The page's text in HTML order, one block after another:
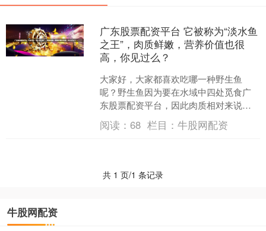
广东股票配资平台 它被称为“淡水鱼
之王”，肉质鲜嫩，营养价值也很
高，你见过么？
大家好，大家都喜欢吃哪一种野生鱼
呢？野生鱼因为要在水域中四处觅食广
东股票配资平台，因此肉质相对来说比
较的鲜嫩，而有些养殖鱼虽然看起来肥
肥大大的，但是吃起来口感并....
阅读：68 栏目：牛股网配资
共 1 页/1 条记录
牛股网配资